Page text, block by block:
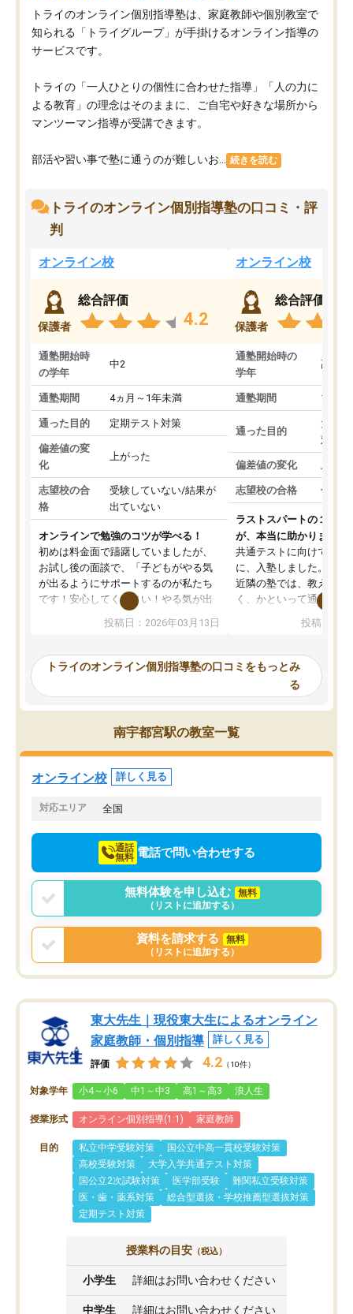
トライのオンライン個別指導塾は、家庭教師や個別教室で
知られる「トライグループ」が手掛けるオンライン指導の
サービスです。
トライの「一人ひとりの個性に合わせた指導」「人の力に
よる教育」の理念はそのままに、ご自宅や好きな場所から
マンツーマン指導が受講できます。
部活や習い事で塾に通うのが難しいお... 続きを読む
トライのオンライン個別指導塾の口コミ・評
判
オンライン校
保護者
総合評価
4.2
通塾開始時
の学年
中2
通塾期間 4ヵ月～1年未満
通った目的 定期テスト対策
偏差値の変
化
上がった
志望校の合
格
受験していない/結果が
出ていない
オンラインで勉強のコツが学べる！
初めは料金面で躊躇していましたが、
お試し後の面談で、「子どもがやる気
が出るようにサポートするのが私たち
です！安心してください！やる気が出
ないのは私たち講師の責任です」と言
ってくださり、確かに！と考えて、思
ったんですが、学生の先生から学ぶこ
み、徐々に成績が上がったらいいなと
思っていました。何が今足りないのか
を的確に指導いただき、子どももびっ
くりするほど楽しんでやる気を持って
塾を受けています。狙い通り、少しず
つ成績も上がり、苦手意識も無くなっ
てきたので、さらに苦手な数学も追加
でお願いしました。来年の高校受験に
投稿日：2026年03月13日
オンライン校
保護者
総合評価
通塾開始時の
学年
高3
通塾期間 1～3
通った目的
大学
対策
偏差値の変化
志望校の合格 合格
ラストスパートの１か月
が、本当に助かりました
共通テストに向けての追
に、入塾しました。田舎
近隣の塾では、教えても
く、かといって通うには
可能なので本当に助か
らないところをピンポイ
頂いて、とてもわかり
していました。一生を
スト、多少お金がかかっ
思い切って入塾してよか
投稿日：
トライのオンライン個別指導塾の口コミをもっとみ
る
南宇都宮駅の教室一覧
オンライン校 詳しく見る
対応エリア 全国
通話
無料 電話で問い合わせする
無料体験を申し込む
無料
（リストに追加する）
資料を請求する
無料
（リストに追加する）
東大先生｜現役東大生によるオンライン
家庭教師・個別指導
詳しく見る
評価 4.2 （10件）
対象学年 小4～小6 中1～中3 高1～高3 浪人生
授業形式 オンライン個別指導(1:1) 家庭教師
目的 私立中学受験対策
国公立中高一貫校受験対策
高校受験対策
大学入学共通テスト対策
国公立2次試験対策
医学部受験
難関私立受験対策
医・歯・薬系対策
総合型選抜・学校推薦型選抜対策
定期テスト対策
授業料の目安 （税込）
小学生 詳細はお問い合わせください
中学生 詳細はお問い合わせください